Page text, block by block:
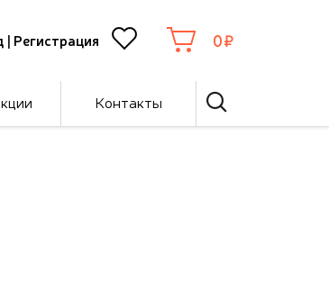
| Регистрация 0
Контакты